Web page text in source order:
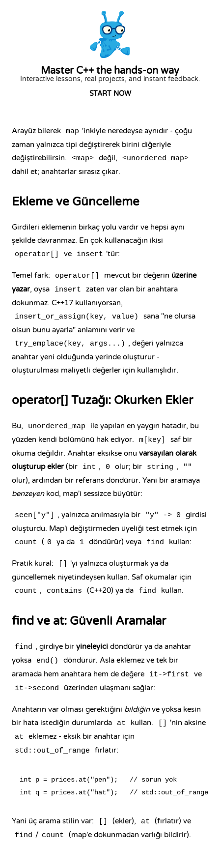
Master C++ the hands-on way
Interactive lessons, real projects, and instant feedback.
START NOW
Arayüz bilerek map 'inkiyle neredeyse aynıdır - çoğu
zaman yalnızca tipi değiştirerek birini diğeriyle
değiştirebilirsin.
<map> değil, <unordered_map>
dahil et; anahtarlar sırasız çıkar.
Ekleme ve Güncelleme
Girdileri eklemenin birkaç yolu vardır ve hepsi aynı
şekilde davranmaz. En çok kullanacağın ikisi
operator[] ve insert 'tür:
Temel fark: operator[] mevcut bir değerin üzerine
yazar, oysa insert
zaten var olan bir anahtara
dokunmaz. C++17 kullanıyorsan,
insert_or_assign(key, value)
sana "ne olursa
olsun bunu ayarla" anlamını verir ve
try_emplace(key, args...) , değeri yalnızca
anahtar yeni olduğunda yerinde oluşturur -
oluşturulması maliyetli değerler için kullanışlıdır.
operator[] Tuzağı: Okurken Ekler
Bu, unordered_map
ile yapılan en yaygın hatadır, bu
yüzden kendi bölümünü hak ediyor.
m[key]
saf bir
okuma değildir. Anahtar eksikse onu varsayılan olarak
oluşturup ekler(bir int , 0 olur; bir string , ""
olur), ardından bir referans döndürür. Yani bir aramaya
benzeyenkod, map'i sessizce büyütür:
seen["y"] , yalnızca anılmasıyla bir "y" -> 0
girdisi
oluşturdu. Map'i değiştirmeden üyeliği test etmek için
count ( 0 ya da 1 döndürür) veya find kullan:
Pratik kural:
'yi yalnızca oluşturmak ya da
güncellemek niyetindeysen kullan. Saf okumalar için
count , contains (C++20) ya da find kullan.
find ve at: Güvenli Aramalar
find , girdiye bir yineleyici döndürür ya da anahtar
yoksa
end()
döndürür. Asla eklemez ve tek bir
aramada hem anahtara hem de değere
it->first ve
it->second üzerinden ulaşmanı sağlar:
Anahtarın var olması gerektiğini bildiğinve yoksa kesin
bir hata istediğin durumlarda
at kullan. 'nin aksine
at eklemez - eksik bir anahtar için
std::out_of_range fırlatır:
int p = prices.at("pen");   // sorun yok
Yani üç arama stilin var: (ekler), at (fırlatır) ve
find / count (map'e dokunmadan varlığı bildirir).